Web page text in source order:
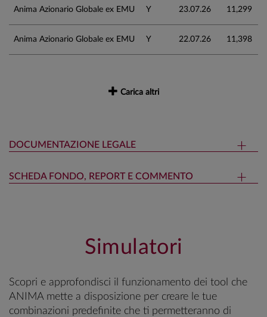
Anima Azionario Globale ex EMU Y 23.07.26 11,299
Anima Azionario Globale ex EMU Y 22.07.26 11,398
Carica altri
DOCUMENTAZIONE LEGALE
SCHEDA FONDO, REPORT E COMMENTO
Simulatori
Scopri e approfondisci il funzionamento dei tool che
ANIMA mette a disposizione per creare le tue
combinazioni predefinite che ti permetteranno di